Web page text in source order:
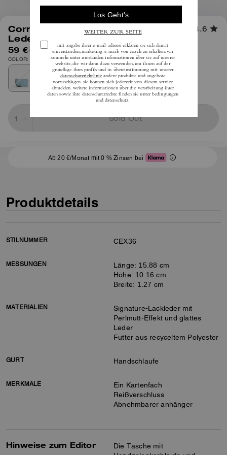
Corner Zip Wristlet Aus Signature-
Leder
4.6
59 €inkl. MwSt.
COLOR: Gold/Helles Blau
Sold Out
Ab 20 €/Monat mit 0 % Zinsen bei
Produktdetails
STILNUMMER CEX36
MESSUNGEN
Länge: 15.88 cm
Höhe: 10.16 cm
Breite: 1.27 cm
MATERIALIEN
Signature-Lackleder mit
Perlmutt-Effekt und glattes
Leder
Futter aus recyceltem Polyester
GURT Handschlaufe
MERKMALE
Ein Kartenfach
Reißverschluss
Abnehmbarer anhänger
Hinweise zum Editor
Die Tasche mit